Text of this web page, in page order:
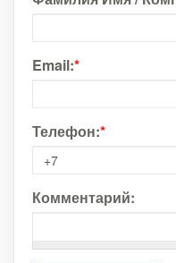
Email:*
Телефон:*
Комментарий: